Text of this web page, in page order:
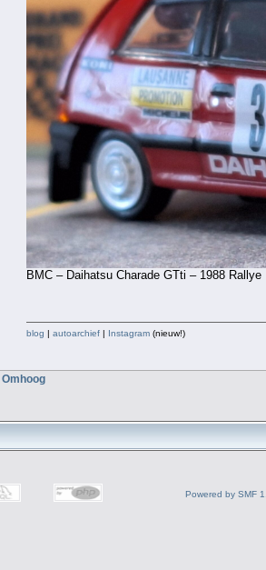
BMC – Daihatsu Charade GTti – 1988
blog | autoarchief | Instagram (nieuw!)
Omhoog
Powered by SMF